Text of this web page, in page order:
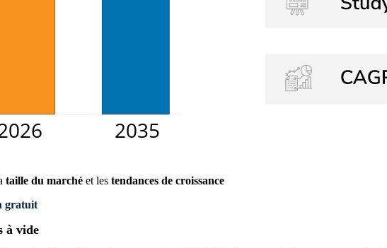
taille du marché et les tendances de croissance
gratuit
à vide